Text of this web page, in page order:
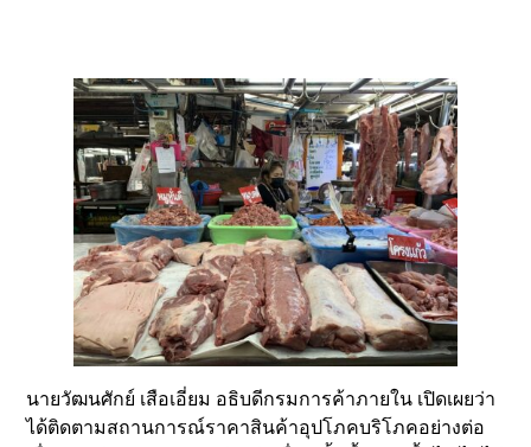
นายวัฒนศักย์ เสือเอี่ยม อธิบดีกรมการค้าภายใน เปิดเผยว่า
ได้ติดตามสถานการณ์ราคาสินค้าอุปโภคบริโภคอย่างต่อ